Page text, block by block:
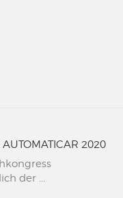
2020
der ...